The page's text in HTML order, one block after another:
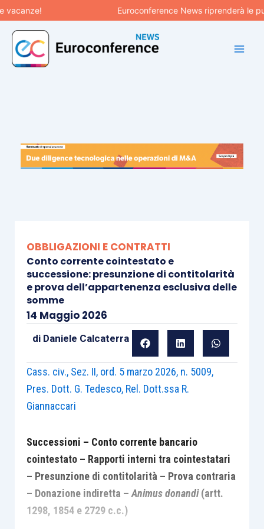
Vai
al
contenuto
Euroconference News riprenderà le
OBBLIGAZIONI E CONTRATTI
Conto corrente cointestato e
successione: presunzione di contitolarità
e prova dell’appartenenza esclusiva delle
somme
14 Maggio 2026
di Daniele Calcaterra
Cass. civ., Sez. II, ord. 5 marzo 2026, n. 5009,
Pres. Dott. G. Tedesco, Rel. Dott.ssa R.
Giannaccari
Successioni – Conto corrente bancario
cointestato – Rapporti interni tra cointestatari
– Presunzione di contitolarità – Prova contraria
– Donazione indiretta – Animus donandi(artt.
1298, 1854 e 2729 c.c.)